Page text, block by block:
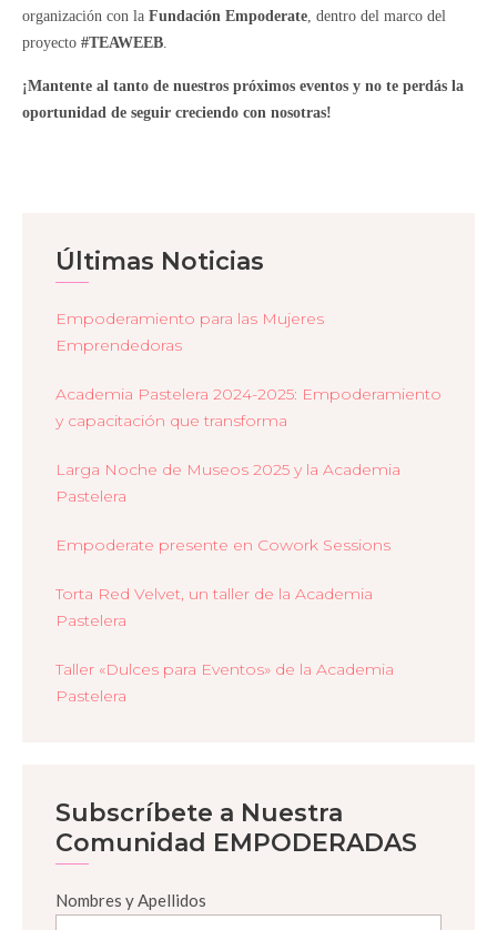
organización con la Fundación Empoderate, dentro del marco del
proyecto #TEAWEEB.
¡Mantente al tanto de nuestros próximos eventos y no te perdás la
oportunidad de seguir creciendo con nosotras!
Últimas Noticias
Empoderamiento para las Mujeres
Emprendedoras
Academia Pastelera 2024-2025: Empoderamiento
y capacitación que transforma
Larga Noche de Museos 2025 y la Academia
Pastelera
Empoderate presente en Cowork Sessions
Torta Red Velvet, un taller de la Academia
Pastelera
Taller «Dulces para Eventos» de la Academia
Pastelera
Subscríbete a Nuestra
Comunidad EMPODERADAS
Nombres y Apellidos